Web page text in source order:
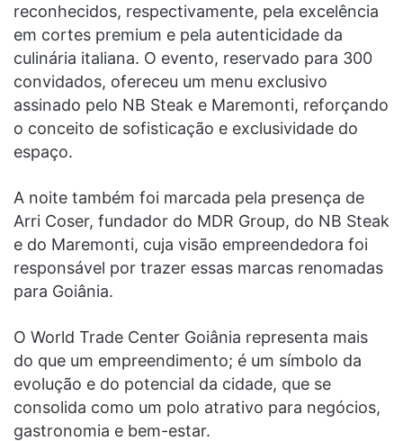
reconhecidos, respectivamente, pela excelência
em cortes premium e pela autenticidade da
culinária italiana. O evento, reservado para 300
convidados, ofereceu um menu exclusivo
assinado pelo NB Steak e Maremonti, reforçando
o conceito de sofisticação e exclusividade do
espaço.
A noite também foi marcada pela presença de
Arri Coser, fundador do MDR Group, do NB Steak
e do Maremonti, cuja visão empreendedora foi
responsável por trazer essas marcas renomadas
para Goiânia.
O World Trade Center Goiânia representa mais
do que um empreendimento; é um símbolo da
evolução e do potencial da cidade, que se
consolida como um polo atrativo para negócios,
gastronomia e bem-estar.